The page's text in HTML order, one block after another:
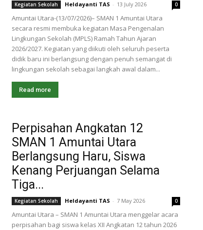
Kegiatan Sekolah Heldayanti TAS - 13 July 2026 0
Amuntai Utara-(13/07/2026)– SMAN 1 Amuntai Utara
secara resmi membuka kegiatan Masa Pengenalan
Lingkungan Sekolah (MPLS) Ramah Tahun Ajaran
2026/2027. Kegiatan yang diikuti oleh seluruh peserta
didik baru ini berlangsung dengan penuh semangat di
lingkungan sekolah sebagai langkah awal dalam...
Read more
Perpisahan Angkatan 12
SMAN 1 Amuntai Utara
Berlangsung Haru, Siswa
Kenang Perjuangan Selama
Tiga...
Kegiatan Sekolah Heldayanti TAS - 7 May 2026 0
Amuntai Utara – SMAN 1 Amuntai Utara menggelar acara
perpisahan bagi siswa kelas XII Angkatan 12 tahun 2026